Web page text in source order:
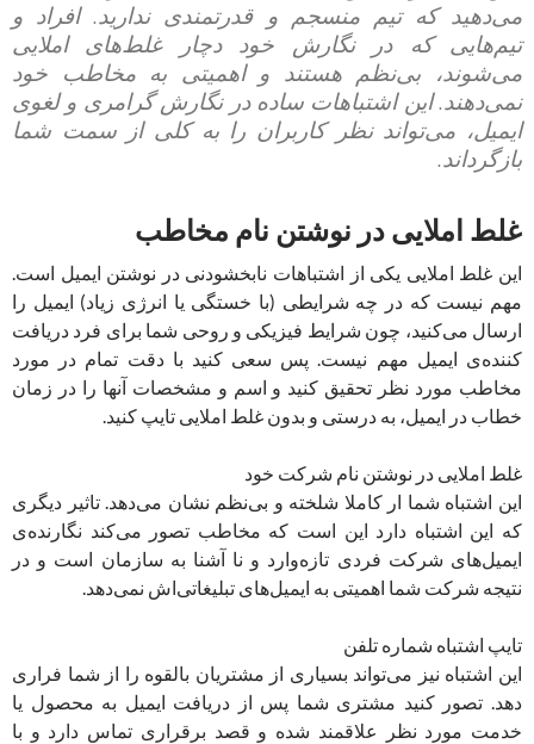
می‌دهید که تیم منسجم و قدرتمندی ندارید. افراد و
تیم‌هایی که در نگارش خود دچار غلط‌های املایی
می‌شوند، بی‌نظم هستند و اهمیتی به مخاطب خود
نمی‌دهند. این اشتباهات ساده در نگارش گرامری و لغوی
ایمیل، می‌تواند نظر کاربران را به کلی از سمت شما
بازگرداند.
غلط‌ املایی در نوشتن نام مخاطب
این غلط املایی یکی از اشتباهات نابخشودنی در نوشتن ایمیل است.
مهم نیست که در چه شرایطی (با خستگی یا انرژی زیاد) ایمیل را
ارسال می‌کنید، چون شرایط فیزیکی و روحی شما برای فرد دریافت
کننده‌ی ایمیل مهم نیست. پس سعی کنید با دقت تمام در مورد
مخاطب مورد نظر تحقیق کنید و اسم و مشخصات آنها را در زمان
خطاب در ایمیل، به درستی و بدون غلط املایی تایپ کنید.
غلط املایی در نوشتن نام شرکت خود
این اشتباه شما ار کاملا شلخته و بی‌نظم نشان می‌دهد. تاثیر دیگری
که این اشتباه دارد این است که مخاطب تصور می‌کند نگارنده‌ی
ایمیل‌های شرکت فردی تازه‌وارد و نا آشنا به سازمان است و در
نتیجه شرکت شما اهمیتی به ایمیل‌های تبلیغاتی‌اش نمی‌دهد.
تایپ اشتباه شماره تلفن
این اشتباه نیز می‌تواند بسیاری از مشتریان بالقوه را از شما فراری
دهد. تصور کنید مشتری شما پس از دریافت ایمیل به محصول یا
خدمت مورد نظر علاقمند شده و قصد برقراری تماس دارد و با